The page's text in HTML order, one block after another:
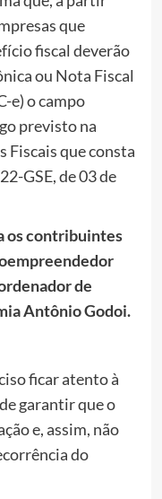
que
fiscal deverão
ou Nota Fiscal
e) o campo
previsto na
Fiscais que consta
GSE, de 03 de
os contribuintes
de
Antônio Godoi.
ficar atento à
garantir que o
e, assim, não
do